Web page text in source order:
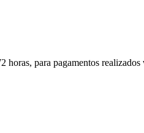
horas, para pagamentos